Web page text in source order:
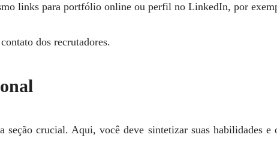
links para portfólio online ou perfil no LinkedIn, por
dos recrutadores.
seção crucial. Aqui, você deve sintetizar suas habilidades e